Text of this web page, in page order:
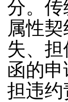
分。
属性
失、
函的
担违